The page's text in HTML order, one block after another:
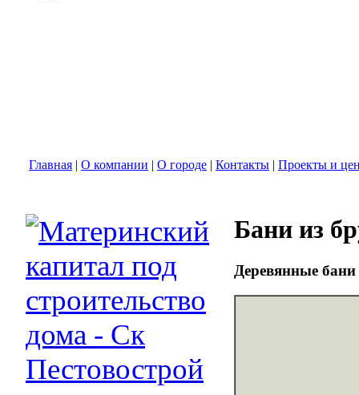
Главная | О компании | О городе | Контакты | Проекты и
Бани из
Деревянные бани